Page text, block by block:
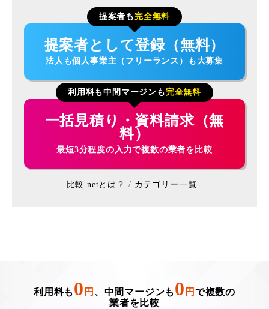
提案者も 完全無料
提案者として登録（無料）
法人も個人事業主（フリーランス）も大募集
利用料も中間マージンも 完全無料
一括見積り・資料請求（無
料）
最短3分程度の入力で複数の業者を比較
比較.netとは？ カテゴリー一覧
利用料も 0 円 、中間マージンも 0 円 で複数の
業者を比較